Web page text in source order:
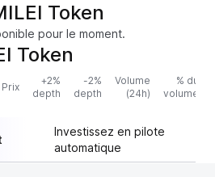
Token
pour le moment.
Token
Prix
+2%
depth
-2%
depth
Volume
(24h)
% du
volume
Investissez en pilote
automatique